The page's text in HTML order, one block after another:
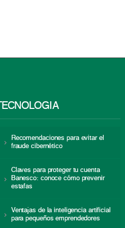
TECNOLOGÍA
Recomendaciones para evitar el
fraude cibernético
Claves para proteger tu cuenta
Banesco: conoce cómo prevenir
estafas
Ventajas de la inteligencia artificial
para pequeños emprendedores